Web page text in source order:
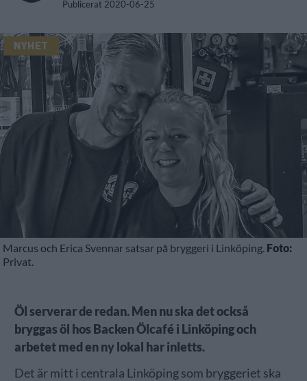
Publicerat 2020-06-25
NYHET
Marcus och Erica Svennar satsar på bryggeri i Linköping. Foto:
Privat.
Öl serverar de redan. Men nu ska det också
bryggas öl hos Backen Ölcafé i Linköping och
arbetet med en ny lokal har inletts.
Det är mitt i centrala Linköping som bryggeriet ska